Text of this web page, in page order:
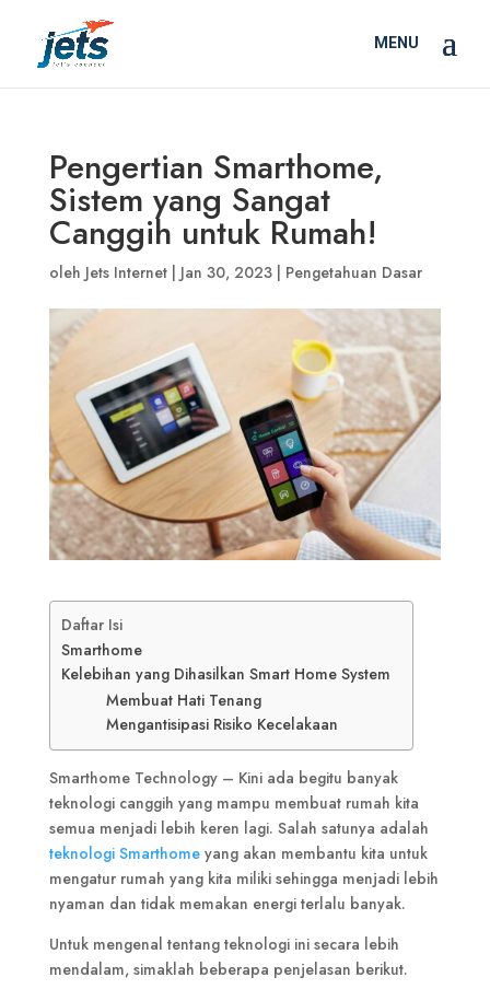
Pengertian Smarthome,
Sistem yang Sangat
Canggih untuk Rumah!
oleh Jets Internet| Jan 30, 2023| Pengetahuan Dasar
Daftar Isi
Smarthome
Kelebihan yang Dihasilkan Smart Home System
Membuat Hati Tenang
Mengantisipasi Risiko Kecelakaan
Smarthome Technology – Kini ada begitu banyak
teknologi canggih yang mampu membuat rumah kita
semua menjadi lebih keren lagi. Salah satunya adalah
teknologi Smarthomeyang akan membantu kita untuk
mengatur rumah yang kita miliki sehingga menjadi lebih
nyaman dan tidak memakan energi terlalu banyak.
Untuk mengenal tentang teknologi ini secara lebih
mendalam, simaklah beberapa penjelasan berikut.